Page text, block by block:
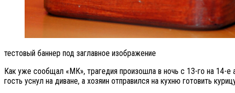
тестовый баннер под заглавное изображение
Как уже сообщал «МК», трагедия произошла в ночь с 13-го на 14-
гость уснул на диване, а хозяин отправился на кухню готовить